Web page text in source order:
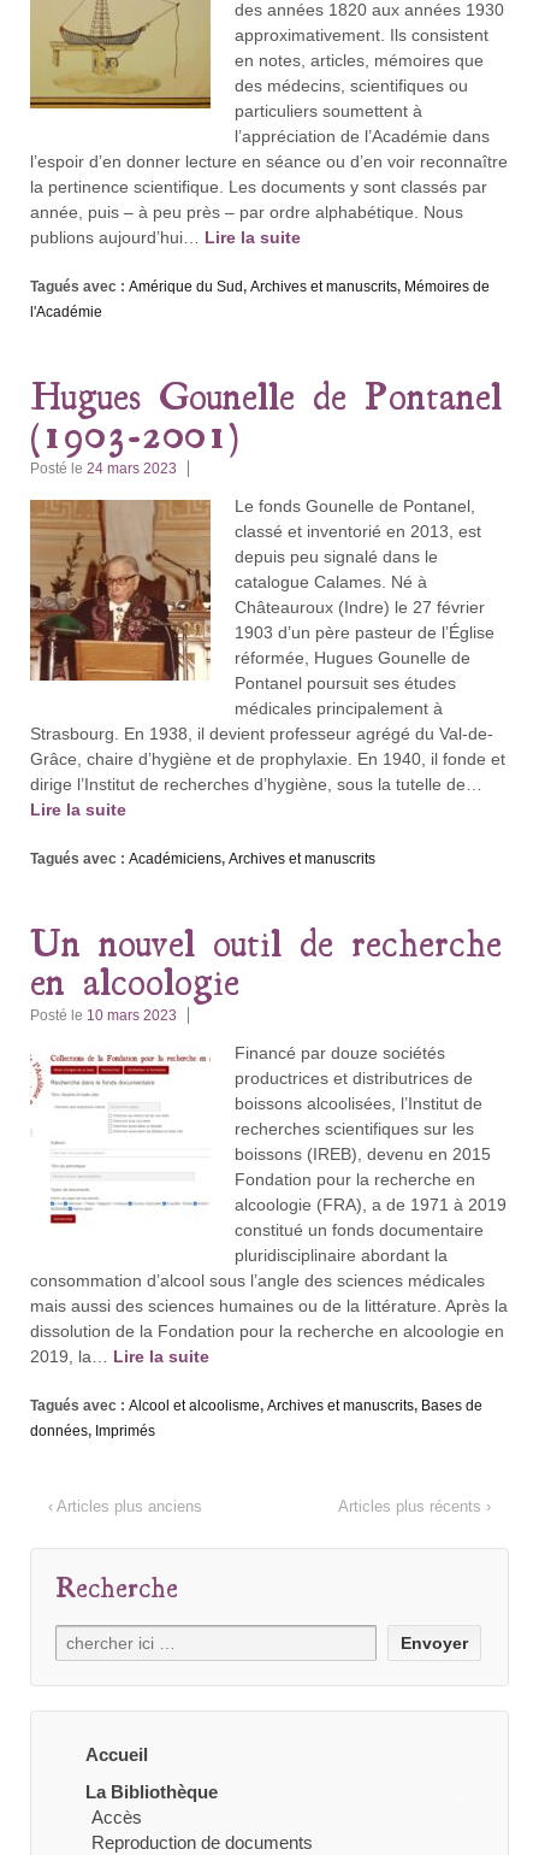
des années 1820 aux années 1930
approximativement. Ils consistent
en notes, articles, mémoires que
des médecins, scientifiques ou
particuliers soumettent à
l’appréciation de l’Académie dans
l’espoir d’en donner lecture en séance ou d’en voir reconnaître
la pertinence scientifique. Les documents y sont classés par
année, puis – à peu près – par ordre alphabétique. Nous
publions aujourd’hui… Lire la suite
Tagués avec : Amérique du Sud, Archives et manuscrits, Mémoires de
l'Académie
Hugues Gounelle de Pontanel
(1903-2001)
Posté le 24 mars 2023
Le fonds Gounelle de Pontanel,
classé et inventorié en 2013, est
depuis peu signalé dans le
catalogue Calames. Né à
Châteauroux (Indre) le 27 février
1903 d’un père pasteur de l’Église
réformée, Hugues Gounelle de
Pontanel poursuit ses études
médicales principalement à
Strasbourg. En 1938, il devient professeur agrégé du Val-de-
Grâce, chaire d’hygiène et de prophylaxie. En 1940, il fonde et
dirige l’Institut de recherches d’hygiène, sous la tutelle de…
Lire la suite
Tagués avec : Académiciens, Archives et manuscrits
Un nouvel outil de recherche
en alcoologie
Posté le 10 mars 2023
Financé par douze sociétés
productrices et distributrices de
boissons alcoolisées, l’Institut de
recherches scientifiques sur les
boissons (IREB), devenu en 2015
Fondation pour la recherche en
alcoologie (FRA), a de 1971 à 2019
constitué un fonds documentaire
pluridisciplinaire abordant la
consommation d’alcool sous l’angle des sciences médicales
mais aussi des sciences humaines ou de la littérature. Après la
dissolution de la Fondation pour la recherche en alcoologie en
2019, la… Lire la suite
Tagués avec : Alcool et alcoolisme, Archives et manuscrits, Bases de
données, Imprimés
‹ Articles plus anciens Articles plus récents ›
Recherche
Recherche
pour:
Accueil
La Bibliothèque
Accès
Reproduction de documents